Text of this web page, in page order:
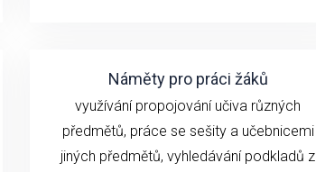
Náměty pro práci žáků
využívání propojování učiva různých
předmětů, práce se sešity a učebnicemi
jiných předmětů, vyhledávání podkladů z